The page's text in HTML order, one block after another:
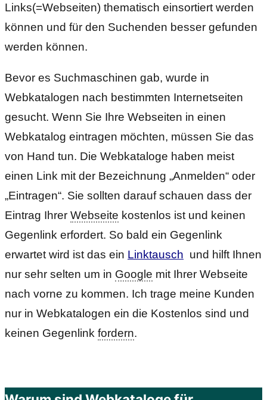
Links(=Webseiten) thematisch einsortiert werden
können und für den Suchenden besser gefunden
werden können.
Bevor es Suchmaschinen gab, wurde in
Webkatalogen nach bestimmten Internetseiten
gesucht. Wenn Sie Ihre Webseiten in einen
Webkatalog eintragen möchten, müssen Sie das
von Hand tun. Die Webkataloge haben meist
einen Link mit der Bezeichnung „Anmelden“ oder
„Eintragen“. Sie sollten darauf schauen dass der
Eintrag Ihrer Webseite kostenlos ist und keinen
Gegenlink erfordert. So bald ein Gegenlink
erwartet wird ist das ein Linktausch und hilft Ihnen
nur sehr selten um in Google mit Ihrer Webseite
nach vorne zu kommen. Ich trage meine Kunden
nur in Webkatalogen ein die Kostenlos sind und
keinen Gegenlink fordern.